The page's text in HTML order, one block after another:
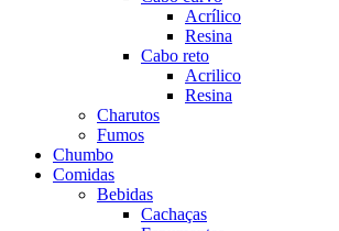
Acrílico
Resina
Cabo reto
Acrilico
Resina
Charutos
Fumos
Chumbo
Comidas
Bebidas
Cachaças